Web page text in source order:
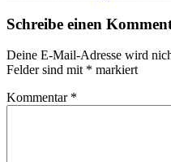
Schreibe einen
Deine E-Mail-Adresse wird
Felder sind mit * markiert
Kommentar *